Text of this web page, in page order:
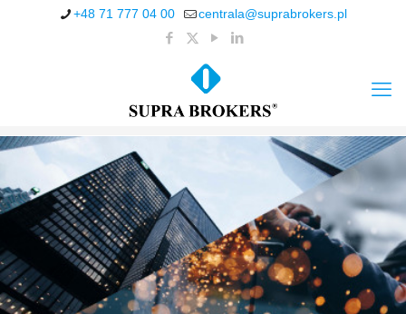
+48 71 777 04 00 centrala@suprabrokers.pl